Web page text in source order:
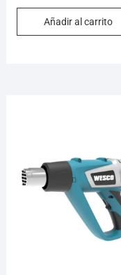
Añadir al carrito